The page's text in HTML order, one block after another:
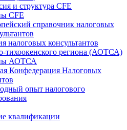
и структура CFE
CFE
справочник налоговых
налоговых консультантов
тихоокенского региона (АОТСА)
АОТСА
Конфедерация Налоговых
опыт налогового
квалификации